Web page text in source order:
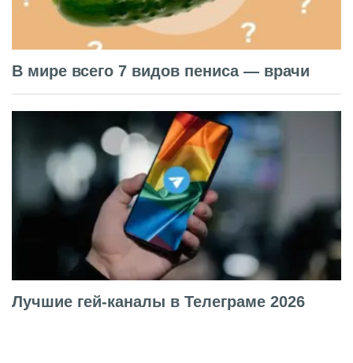
В мире всего 7 видов пениса — врачи
Лучшие гей-каналы в Телеграме 2026